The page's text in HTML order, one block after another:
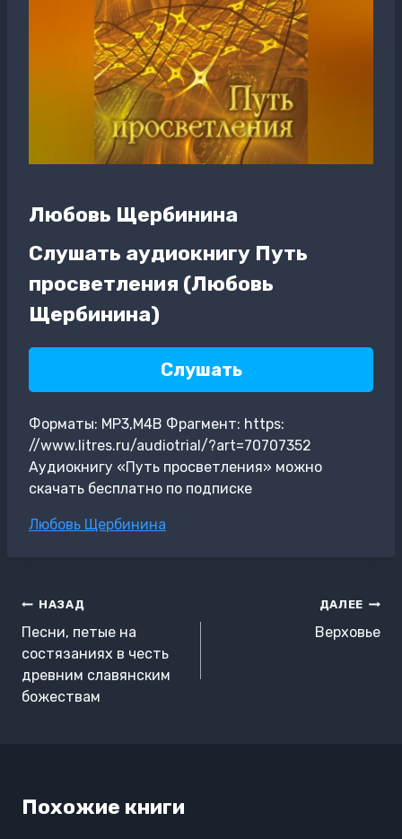
Любовь Щербинина
Слушать аудиокнигу Путь
просветления (Любовь
Щербинина)
Слушать
Форматы: MP3,M4B Фрагмент: https:
//www.litres.ru/audiotrial/?art=70707352
Аудиокнигу «Путь просветления» можно
скачать бесплатно по подписке
Метки
Любовь Щербинина
Навигация
по
записям
НАЗАД
Песни, петые на
состязаниях в честь
древним славянским
божествам
ДАЛЕЕ
Верховье
Похожие книги